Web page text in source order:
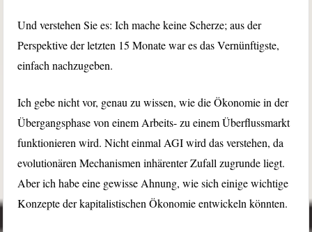
Und verstehen Sie es: Ich mache keine Scherze; aus der
Perspektive der letzten 15 Monate war es das Vernünftigste,
einfach nachzugeben.
Ich gebe nicht vor, genau zu wissen, wie die Ökonomie in der
Übergangsphase von einem Arbeits- zu einem Überflussmarkt
funktionieren wird. Nicht einmal AGI wird das verstehen, da
evolutionären Mechanismen inhärenter Zufall zugrunde liegt.
Aber ich habe eine gewisse Ahnung, wie sich einige wichtige
Konzepte der kapitalistischen Ökonomie entwickeln könnten.